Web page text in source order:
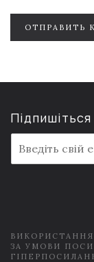
ОТПРАВИТЬ
m
a
ЗА УМОВИ